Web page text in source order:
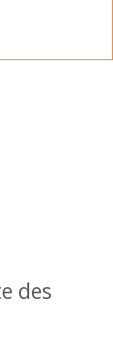
des